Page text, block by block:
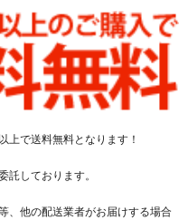
上で送料無料となります！
しております。
、他の配送業者がお届けする場合